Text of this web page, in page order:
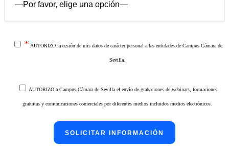
* AUTORIZO la cesión de mis datos de carácter personal a las entidades de Campus Cámara de
Sevilla.
AUTORIZO a Campus Cámara de Sevilla el envío de grabaciones de webinars, formaciones
gratuitas y comunicaciones comerciales por diferentes medios incluidos medios electrónicos.